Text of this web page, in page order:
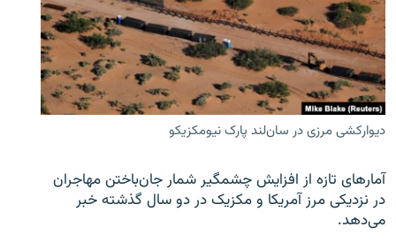
دیوارکشی مرزی در سان‌لند پارک نیومکزیکو
آمارهای تازه از افزایش چشمگیر شمار جان‌باختن مهاجران
در نزدیکی مرز آمریکا و مکزیک در دو سال گذشته خبر
می‌دهد.